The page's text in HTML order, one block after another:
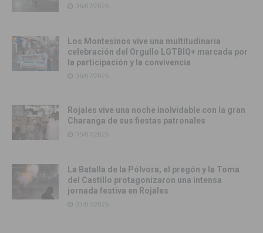
06/07/2026
Los Montesinos vive una multitudinaria
celebración del Orgullo LGTBIQ+ marcada por
la participación y la convivencia
06/07/2026
Rojales vive una noche inolvidable con la gran
Charanga de sus fiestas patronales
05/07/2026
La Batalla de la Pólvora, el pregón y la Toma
del Castillo protagonizaron una intensa
jornada festiva en Rojales
03/07/2026